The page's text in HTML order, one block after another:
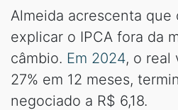
Almeida acrescenta
explicar o IPCA fora da
câmbio. Em 2024, o real
27% em 12 meses,
negociado a R$ 6,18.